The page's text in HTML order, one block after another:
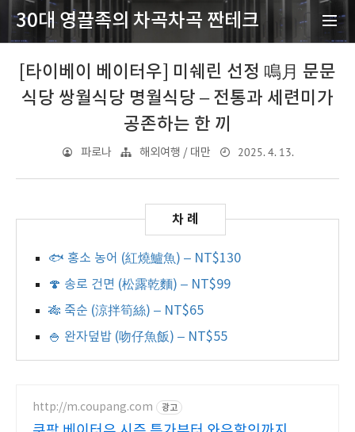
30대 영끌족의 차곡차곡 짠테크
[타이베이 베이터우] 미쉐린 선정 鳴月 문문
식당 쌍월식당 명월식당 – 전통과 세련미가
공존하는 한 끼
파로나 해외여행 / 대만 2025. 4. 13.
🐟 홍소 농어 (紅燒鱸魚) – NT$130
🍄 송로 건면 (松露乾麵) – NT$99
🎋 죽순 (涼拌筍絲) – NT$65
🍚 완자덮밥 (吻仔魚飯) – NT$55
http://m.coupang.com 광고